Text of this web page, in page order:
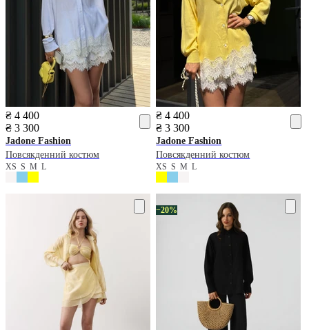
₴ 4 400
₴ 3 300
Jadone Fashion
Повсякденний костюм
XS S M L
₴ 4 400
₴ 3 300
Jadone Fashion
Повсякденний костюм
XSSML
−20%